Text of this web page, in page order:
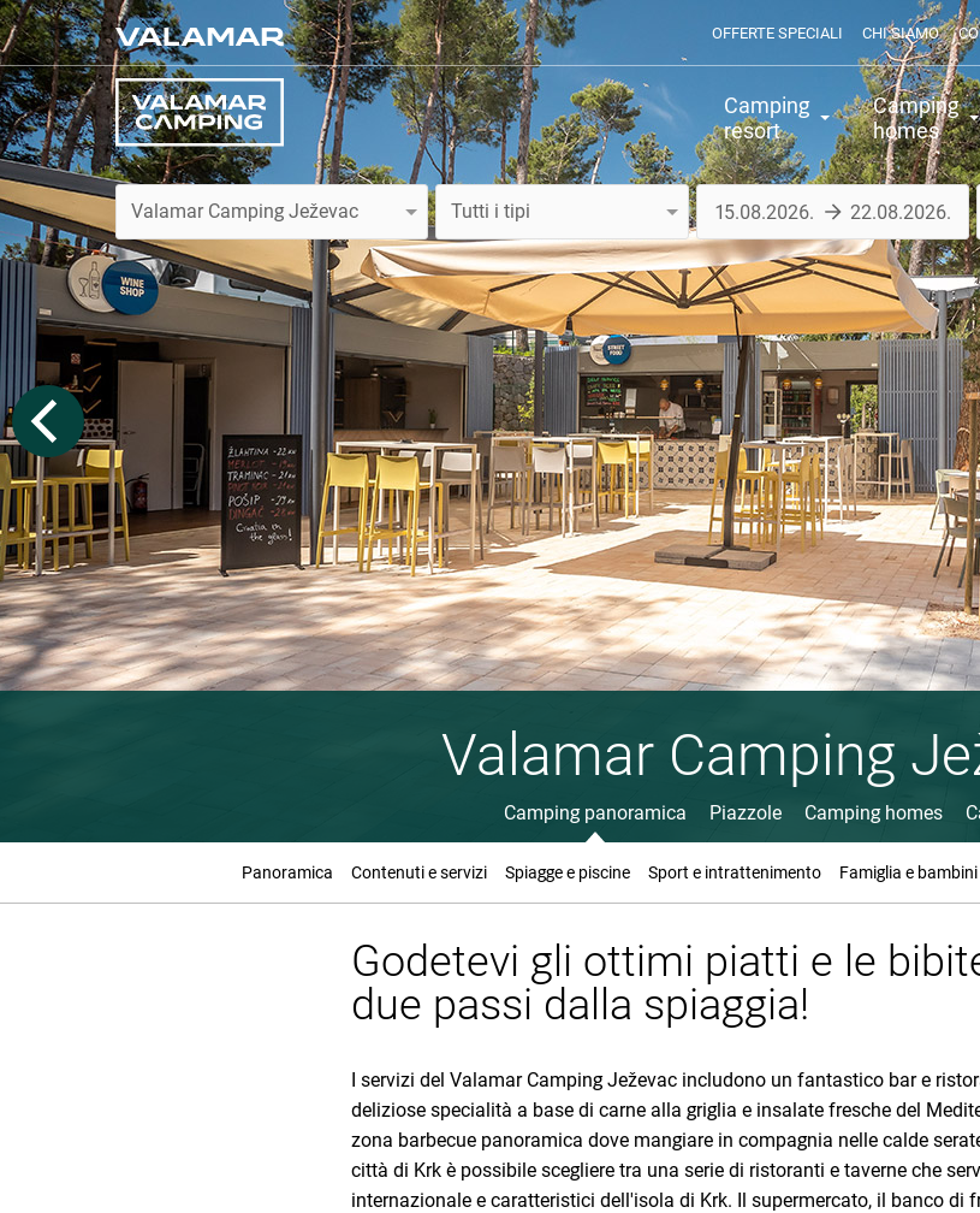
OFFERTE SPECIALI CHI SIAMO
Camping
resort
Camping
homes
Valamar Camping
Camping panoramica Piazzole Camping homes
Panoramica Contenuti e servizi Spiagge e piscine Sport e intrattenimento Famiglia e bambini
Godetevi gli ottimi piatti e le
due passi dalla spiaggia!
I servizi del Valamar Camping Ježevac includono un fantastico bar e
deliziose specialità a base di carne alla griglia e insalate fresche del
zona barbecue panoramica dove mangiare in compagnia nelle calde
città di Krk è possibile scegliere tra una serie di ristoranti e taverne che
internazionale e caratteristici dell'isola di Krk. Il supermercato, il banco di